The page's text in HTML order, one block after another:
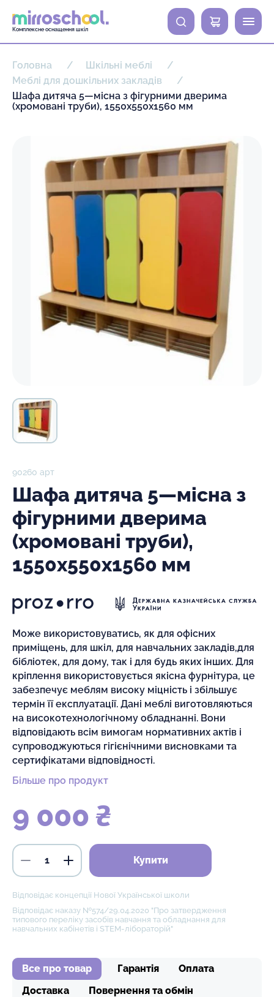
Комплексне оснащення шкіл
0
Головна
Шкільні меблі
Меблі для дошкільних закладів
Шафа дитяча 5—місна з фігурними дверима
(хромовані труби), 1550х550х1560 мм
90260 арт
Шафа дитяча 5—місна з
фігурними дверима
(хромовані труби),
1550х550х1560 мм
Може використовуватись, як для офісних
приміщень, для шкіл, для навчальних закладів,для
бібліотек, для дому, так і для будь яких інших. Для
кріплення використовується якісна фурнітура, це
забезпечує меблям високу міцність і збільшує
термін її експлуатації. Дані меблі виготовляються
на високотехнологічному обладнанні. Вони
відповідають всім вимогам нормативних актів і
супроводжуються гігієнічними висновками та
сертифікатами відповідності.
Більше про продукт
9 000 ₴
Купити
Відповідає концепції Нової Української школи
Відповідає наказу №574/29.04.2020 "Про затвердження
типового переліку засобів навчання та обладнання для
навчальних кабінетів і STEM-лібораторій"
Все про товар Гарантія
Оплата
Доставка
Повернення та обмін